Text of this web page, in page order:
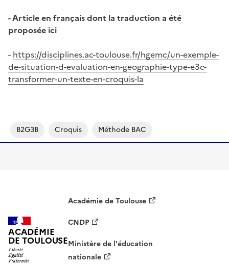
- Article en français dont la traduction a été
proposée ici
- https://disciplines.ac-toulouse.fr/hgemc/un-exemple-
de-situation-d-evaluation-en-geographie-type-e3c-
transformer-un-texte-en-croquis-la
B2G3B Croquis Méthode BAC
ACADÉMIE
DE TOULOUSE
Académie de Toulouse
CNDP
Ministère de l'éducation
nationale